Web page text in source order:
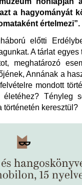
a hagyományát
értelmezi”.
előtti
A tárlat
meghatározó
Annának a
mondott
Tényleg
történetén keresztül?